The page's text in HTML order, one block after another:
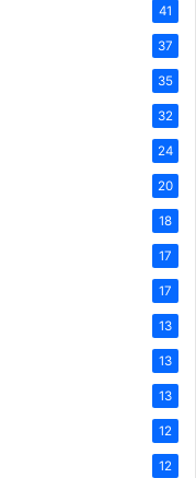
41
37
35
32
24
20
18
17
17
13
13
13
12
12